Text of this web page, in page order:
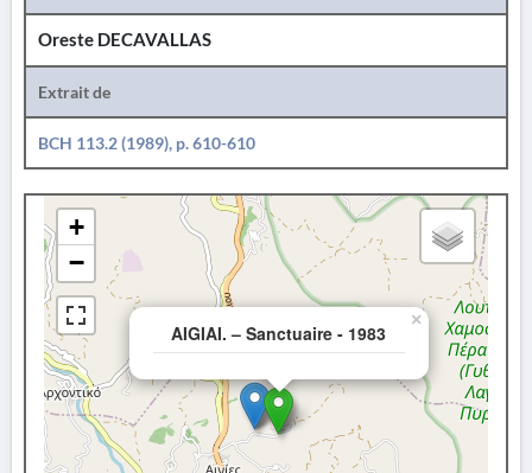
Oreste DECAVALLAS
Extrait de
BCH 113.2 (1989), p. 610-610
AIGIAI. – Sanctuaire - 1983
×
+
−